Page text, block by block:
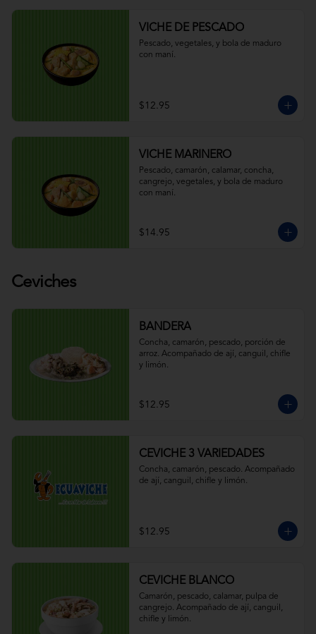
VICHE DE PESCADO
Pescado, vegetales, y bola de maduro
con maní.
$12.95
VICHE MARINERO
Pescado, camarón, calamar, concha,
cangrejo, vegetales, y bola de maduro
con maní.
$14.95
Ceviches
BANDERA
Concha, camarón, pescado, porción de
arroz. Acompañado de ají, canguil, chifle
y limón.
$12.95
CEVICHE 3 VARIEDADES
Concha, camarón, pescado. Acompañado
de ají, canguil, chifle y limón.
$12.95
CEVICHE BLANCO
Camarón, pescado, calamar, pulpa de
cangrejo. Acompañado de ají, canguil,
chifle y limón.